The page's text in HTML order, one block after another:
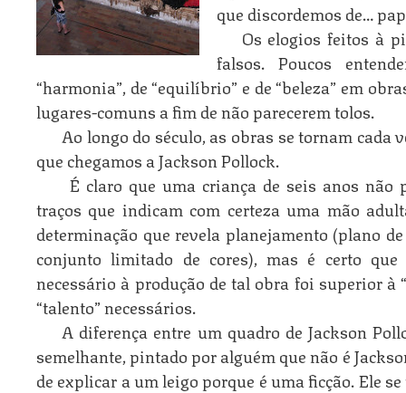
que discordemos de…
Os elogios feitos à
falsos. Poucos
“harmonia”, de “equilíbrio” e de “beleza” em
lugares-comuns a fim de não parecerem tolos.
Ao longo do século, as obras se tornam cada
que chegamos a Jackson Pollock.
É claro que uma criança de seis anos não
traços que indicam com certeza uma mão
determinação que revela planejamento (plano
conjunto limitado de cores), mas é certo
necessário à produção de tal obra foi superior à
“talento” necessários.
A diferença entre um quadro de Jackson
semelhante, pintado por alguém que não é
de explicar a um leigo porque é uma ficção. Ele